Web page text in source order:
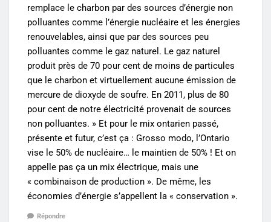
remplace le charbon par des sources d’énergie non
polluantes comme l’énergie nucléaire et les énergies
renouvelables, ainsi que par des sources peu
polluantes comme le gaz naturel. Le gaz naturel
produit près de 70 pour cent de moins de particules
que le charbon et virtuellement aucune émission de
mercure de dioxyde de soufre. En 2011, plus de 80
pour cent de notre électricité provenait de sources
non polluantes. » Et pour le mix ontarien passé,
présente et futur, c’est ça : Grosso modo, l’Ontario
vise le 50% de nucléaire… le maintien de 50% ! Et on
appelle pas ça un mix électrique, mais une
« combinaison de production ». De même, les
économies d’énergie s’appellent la « conservation ».
Répondre